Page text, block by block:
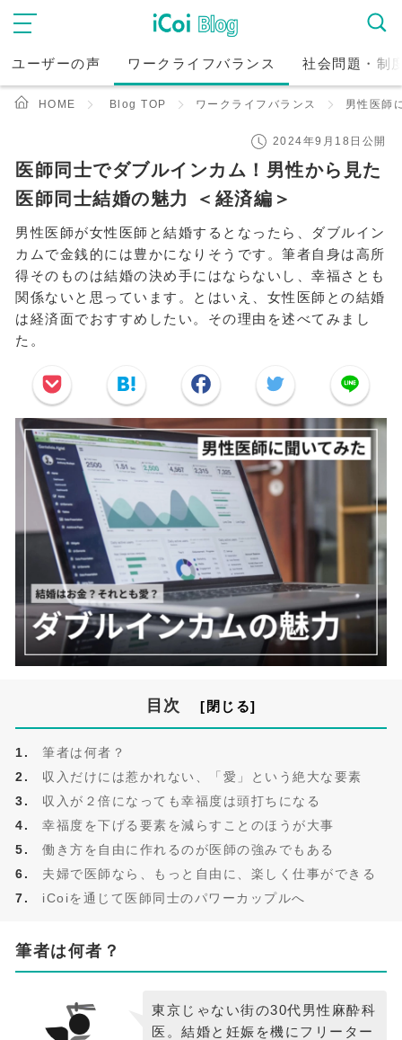
ユーザーの声 ワークライフバランス 社会問題・制
HOME Blog TOP ワークライフバランス 男性医師
2024年9月18日公開
医師同士でダブルインカム！男性から見た
医師同士結婚の魅力 ＜経済編＞
男性医師が女性医師と結婚するとなったら、ダブルイン
カムで金銭的には豊かになりそうです。筆者自身は高所
得そのものは結婚の決め手にはならないし、幸福さとも
関係ないと思っています。とはいえ、女性医師との結婚
は経済面でおすすめしたい。その理由を述べてみまし
た。
目次
筆者は何者？
収入だけには惹かれない、「愛」という絶大な要素
収入が２倍になっても幸福度は頭打ちになる
幸福度を下げる要素を減らすことのほうが大事
働き方を自由に作れるのが医師の強みでもある
夫婦で医師なら、もっと自由に、楽しく仕事ができる
iCoiを通じて医師同士のパワーカップルへ
筆者は何者？
東京じゃない街の30代男性麻酔科
医。結婚と妊娠を機にフリーター